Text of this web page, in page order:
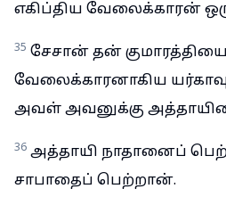
எகிப்திய வேலைக்காரன்
35 சேசான் தன்
வேலைக்காரனாகிய
அவள் அவனுக்கு
36 அத்தாயி நாதானைப்
சாபாதைப் பெற்றான்.